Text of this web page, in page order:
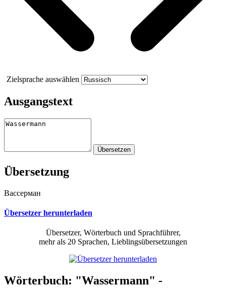
Zielsprache auswählen
Ausgangstext
Übersetzung
Вассерман
Übersetzer herunterladen
Übersetzer, Wörterbuch und Sprachführer,
mehr als 20 Sprachen, Lieblingsübersetzungen
Wörterbuch: "Wassermann" -